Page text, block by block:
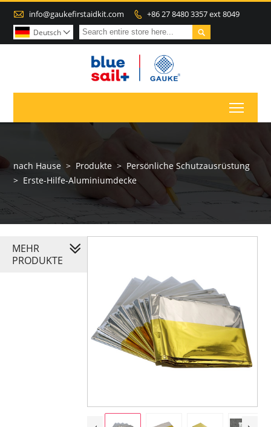
 info@gaukefirstaidkit.com  +86 27 8480 3357 ext 8049

Deutsch 
nach Hause > Produkte > Persönliche Schutzausrüstung
> Erste-Hilfe-Aluminiumdecke
MEHR
PRODUKTE